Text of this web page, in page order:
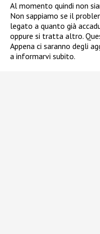
Al momento quindi non
Non sappiamo se il
legato a quanto già
oppure si tratta altro.
Appena ci saranno degli
a informarvi subito.